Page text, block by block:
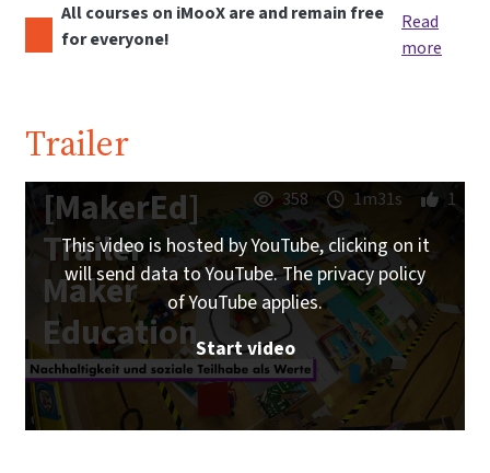
All courses on iMooX are and remain free
for everyone!
Read
more
Trailer
[MakerEd]
Trailer
Maker
Education
358 1m31s 1
This video is hosted by YouTube, clicking on it
will send data to YouTube. The privacy policy
of YouTube applies.
Start video